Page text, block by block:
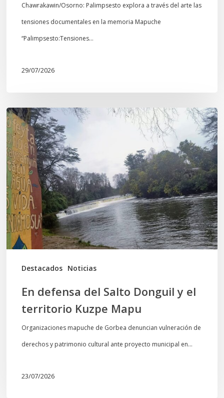
Chawrakawin/Osorno: Palimpsesto explora a través del arte las
tensiones documentales en la memoria Mapuche
“Palimpsesto:Tensiones…
29/07/2026
Destacados Noticias
En
defensa
del
Salto
Donguil
y
el
territorio
Kuzpe
Mapu
En defensa del Salto Donguil y el
territorio Kuzpe Mapu
Organizaciones mapuche de Gorbea denuncian vulneración de
derechos y patrimonio cultural ante proyecto municipal en…
23/07/2026